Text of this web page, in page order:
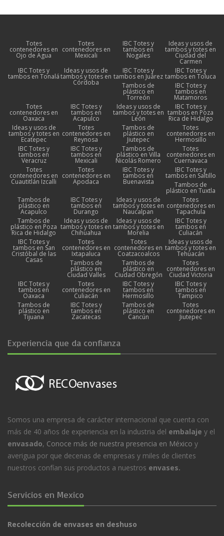
Totes
contenedores en
Ojo de Agua
Totes
contenedores en
Mexicali
IBC Totes y
tambos en
Nogales
Ideas y usos de
tambos y totes en
Ciudad del
Carmen
IBC Totes y
tambos en Tonalá
Ideas y usos de
tambos y totes en
Córdoba
IBC Totes y
tambos en Juárez
IBC Totes y
tambos en Toluca
Tambos de
plástico en
Torreón
IBC Totes y
tambos en
Matamoros
Totes
contenedores en
Oaxaca
IBC Totes y
tambos en
Acapulco
Ideas y usos de
tambos y totes en
León
IBC Totes y
tambos en Poza
Rica de Hidalgo
Ideas y usos de
tambos y totes en
Ecatepec
Totes
contenedores en
Reynosa
Tambos de
plástico en
Jiutepec
Totes
contenedores en
Hermosillo
IBC Totes y
tambos en
Veracruz
IBC Totes y
tambos en
Mexicali
Tambos de
plástico en Villa
Nicolás Romero
Totes
contenedores en
Cuernavaca
Totes
contenedores en
Cuautitlán Izcalli
Totes
contenedores en
Apodaca
IBC Totes y
tambos en
Buenavista
IBC Totes y
tambos en Saltillo
Tambos de
plástico en Tuxtla
Tambos de
plástico en
Acapulco
IBC Totes y
tambos en
Durango
Ideas y usos de
tambos y totes en
Naucalpan
Totes
contenedores en
Tapachula
Tambos de
plástico en Poza
Rica de Hidalgo
Ideas y usos de
tambos y totes en
Chihuahua
Ideas y usos de
tambos y totes en
Morelia
IBC Totes y
tambos en
Culiacán
IBC Totes y
tambos en San
Cristóbal de las
Casas
Totes
contenedores en
Ixtapaluca
Totes
contenedores en
Coatzacoalcos
Ideas y usos de
tambos y totes en
Tehuacán
Tambos de
plástico en
Ciudad Valles
Tambos de
plástico en
Ciudad Obregón
Totes
contenedores en
Ciudad Victoria
IBC Totes y
tambos en
Oaxaca
Totes
contenedores en
Culiacán
IBC Totes y
tambos en
Hermosillo
IBC Totes y
tambos en
Tampico
Tambos de
plástico en
Tijuana
IBC Totes y
tambos en
Zacatecas
Tambos de
plástico en
Cancún
Totes
contenedores en
Jiutepec
Experiencia que da confianza
Somos una empresa de carácter internacional que cuenta con
más de 40 años de experiencia en la industria del embalaje y el
envasado, Conoce más de nuestra presencia en México y
averigua por que decenas de empresas y miles de clientes
nuestros confían sus productos a nuestros envases.
Servicios en Mexico
Recolección de envases en deshuso